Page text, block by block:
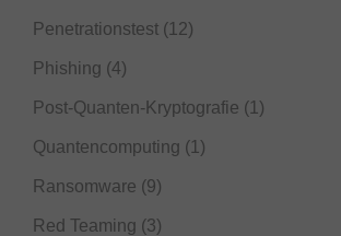
Penetrationstest (12)
Phishing (4)
Post-Quanten-Kryptografie (1)
Quantencomputing (1)
Ransomware (9)
Red Teaming (3)